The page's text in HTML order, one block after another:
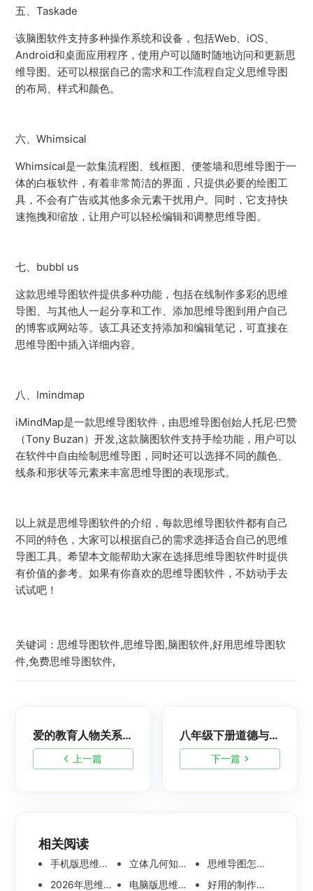
五、Taskade
该脑图软件支持多种操作系统和设备，包括Web、iOS、
Android和桌面应用程序，使用户可以随时随地访问和更新思
维导图。还可以根据自己的需求和工作流程自定义思维导图
的布局、样式和颜色。
六、Whimsical
Whimsical是一款集流程图、线框图、便签墙和思维导图于一
体的白板软件，有着非常简洁的界面，只提供必要的绘图工
具，不会有广告或其他多余元素干扰用户。同时，它支持快
速拖拽和缩放，让用户可以轻松编辑和调整思维导图。
七、bubbl us
这款思维导图软件提供多种功能，包括在线制作多彩的思维
导图、与其他人一起分享和工作、添加思维导图到用户自己
的博客或网站等。该工具还支持添加和编辑笔记，可直接在
思维导图中插入详细内容。
八、Imindmap
iMindMap是一款思维导图软件，由思维导图创始人托尼·巴赞
（Tony Buzan）开发,这款脑图软件支持手绘功能，用户可以
在软件中自由绘制思维导图，同时还可以选择不同的颜色、
线条和形状等元素来丰富思维导图的表现形式。
以上就是思维导图软件的介绍，每款思维导图软件都有自己
不同的特色，大家可以根据自己的需求选择适合自己的思维
导图工具。希望本文能帮助大家在选择思维导图软件时提供
有价值的参考。如果有你喜欢的思维导图软件，不妨动手去
试试吧！
关键词：思维导图软件,思维导图,脑图软件,好用思维导图软
件,免费思维导图软件,
上一篇
爱的教育人物关系图，高清思维导图模板梳理人物关系
下一篇
八年级下册道德与法治思维导图，各单元重点详解
相关阅读
手机版思维导图软件哪个好 使用教程分享 立体几何知识点思维导图模板分享 思维导图怎么画
思维导图怎么画简单又漂亮 内附精美模板案例分享
2026年思维导图软件哪个好 最新免费思维导图软件测评
电脑版思维导图软件哪个好？可离线编辑的思维导图工具盘点 好用的制作思维导图软件有哪些？五款高分思维导图工具盘点